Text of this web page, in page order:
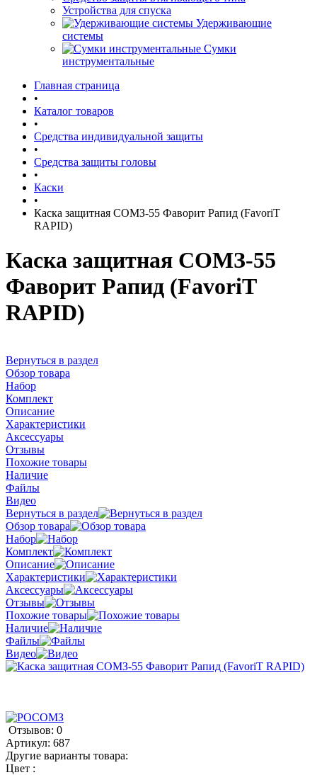
Устройства для спуска
Удерживающие
системы
Сумки
инструментальные
Главная страница
•
Каталог товаров
•
Средства индивидуальной защиты
•
Средства защиты головы
•
Каски
•
Каска защитная СОМЗ-55 Фаворит Рапид (FavoriT
RAPID)
Каска защитная СОМЗ-55
Фаворит Рапид (FavoriT
RAPID)
Вернуться в раздел
Обзор товара
Набор
Комплект
Описание
Характеристики
Аксессуары
Отзывы
Похожие товары
Наличие
Файлы
Видео
Вернуться в раздел
Обзор товара
Набор
Комплект
Описание
Характеристики
Аксессуары
Отзывы
Похожие товары
Наличие
Файлы
Видео
Отзывов: 0
Артикул: 687
Другие варианты товара:
Цвет :